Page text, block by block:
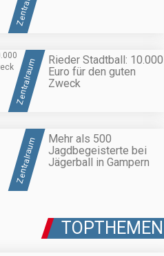
Zentralraum
Rieder Stadtball: 10.000
Euro für den guten
Zweck
Zentralraum
Mehr als 500
Jagdbegeisterte bei
Jägerball in Gampern
TOPTHEMEN